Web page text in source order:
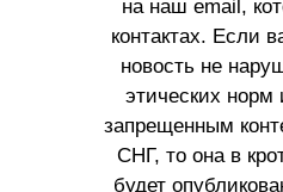
на наш email,
контактах. Если
новость не
этических норм
запрещенным
СНГ, то она в
будет